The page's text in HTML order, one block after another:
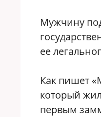
Мужчину
ее
Как пишет
который
первым